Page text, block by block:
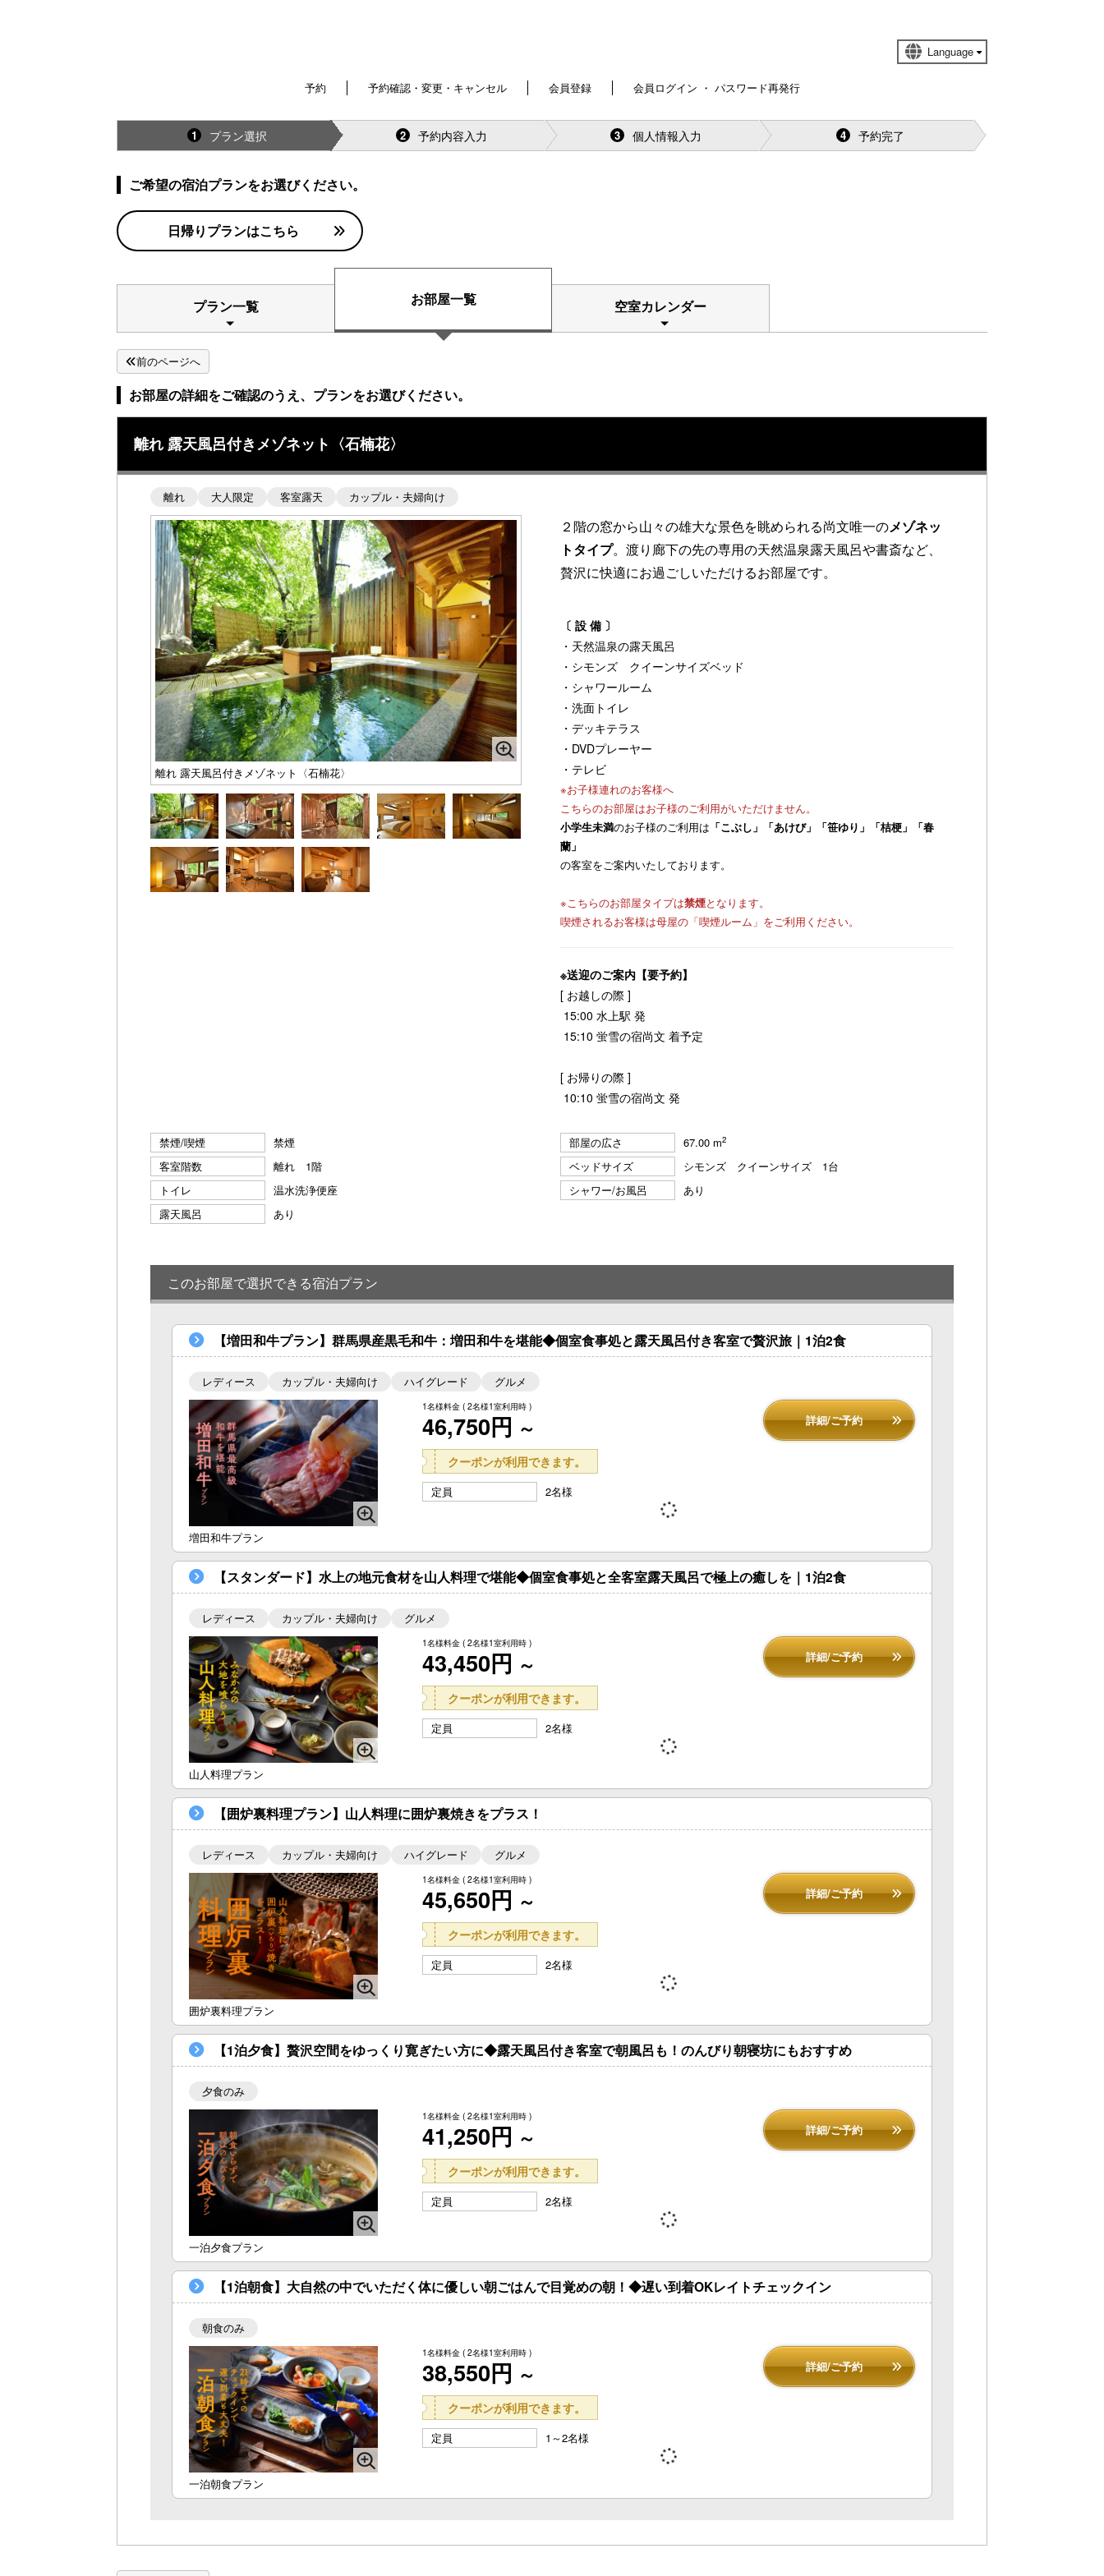
予約 予約確認・変更・キャンセル 会員登録 会員ログイン ・ パスワード再発行
1 プラン選択 2 予約内容入力 3 個人情報入力 4 予約完了
ご希望の宿泊プランをお選びください。
日帰りプランはこちら
プラン一覧 お部屋一覧 空室カレンダー
前のページへ
お部屋の詳細をご確認のうえ、プランをお選びください。
離れ 露天風呂付きメゾネット〈石楠花〉
離れ 大人限定 客室露天 カップル・夫婦向け
離れ 露天風呂付きメゾネット〈石楠花〉
２階の窓から山々の雄大な景色を眺められる尚文唯一のメゾネッ
トタイプ。渡り廊下の先の専用の天然温泉露天風呂や書斎など、
贅沢に快適にお過ごしいただけるお部屋です。
〔 設 備 〕
・天然温泉の露天風呂
・シモンズ クイーンサイズベッド
・シャワールーム
・洗面トイレ
・デッキテラス
・DVDプレーヤー
・テレビ
※お子様連れのお客様へ
こちらのお部屋はお子様のご利用がいただけません。
小学生未満のお子様のご利用は 「こぶし」「あけび」「笹ゆり」「桔梗」「春
蘭」
の客室をご案内いたしております。
※こちらのお部屋タイプは禁煙となります。
喫煙されるお客様は母屋の「喫煙ルーム」をご利用ください。
※送迎のご案内【要予約】
[ お越しの際 ]
15:00 水上駅 発
15:10 蛍雪の宿尚文 着予定
[ お帰りの際 ]
10:10 蛍雪の宿尚文 発
禁煙/喫煙 禁煙 部屋の広さ 67.00 m2
客室階数 離れ 1階 ベッドサイズ
シモンズ クイーンサイズ 1台
トイレ
温水洗浄便座 シャワー/お風呂
あり
露天風呂
あり
このお部屋で選択できる宿泊プラン
【増田和牛プラン】群馬県産黒毛和牛：増田和牛を堪能◆個室食事処と露天風呂付き客室で贅沢旅｜1泊2食
レディース カップル・夫婦向け ハイグレード グルメ
増田和牛プラン
1名様料金 ( 2名様1室利用時 )
46,750円 ～ 詳細/ご予約
クーポンが利用できます。
定員 2名様
【スタンダード】水上の地元食材を山人料理で堪能◆個室食事処と全客室露天風呂で極上の癒しを｜1泊2食
レディース カップル・夫婦向け グルメ
山人料理プラン
1名様料金 ( 2名様1室利用時 )
43,450円 ～ 詳細/ご予約
クーポンが利用できます。
定員 2名様
【囲炉裏料理プラン】山人料理に囲炉裏焼きをプラス！
レディース カップル・夫婦向け ハイグレード グルメ
囲炉裏料理プラン
1名様料金 ( 2名様1室利用時 )
45,650円 ～ 詳細/ご予約
クーポンが利用できます。
定員 2名様
【1泊夕食】贅沢空間をゆっくり寛ぎたい方に◆露天風呂付き客室で朝風呂も！のんびり朝寝坊にもおすすめ
夕食のみ
一泊夕食プラン
1名様料金 ( 2名様1室利用時 )
41,250円 ～ 詳細/ご予約
クーポンが利用できます。
定員 2名様
【1泊朝食】大自然の中でいただく体に優しい朝ごはんで目覚めの朝！◆遅い到着OKレイトチェックイン
朝食のみ
一泊朝食プラン
1名様料金 ( 2名様1室利用時 )
38,550円 ～ 詳細/ご予約
クーポンが利用できます。
定員 1～2名様